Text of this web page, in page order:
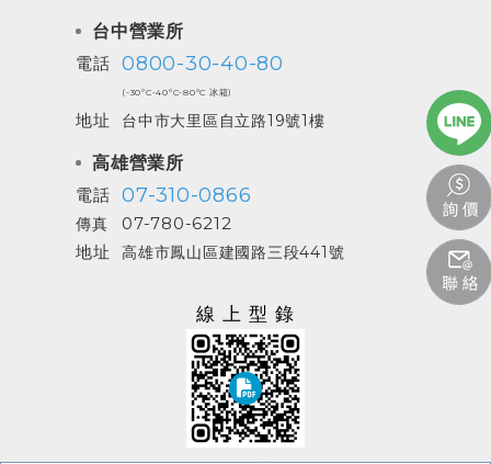
台中營業所
電話 0800-30-40-80
(-30ºC-40ºC-80ºC 冰箱)
地址 台中市大里區自立路19號1樓
高雄營業所
電話 07-310-0866
傳真
07-780-6212
地址
高雄市鳳山區建國路三段441號
線上型錄